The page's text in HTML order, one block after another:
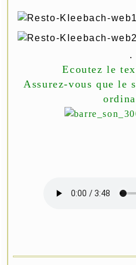
.
Ecoutez le
Assurez-vous que le